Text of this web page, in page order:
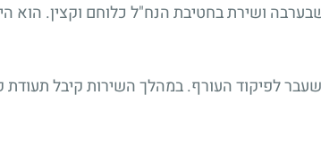
ושירת בחטיבת הנח"ל כלוחם וקצין. הוא
לפיקוד העורף. במהלך השירות קיבל תעודת